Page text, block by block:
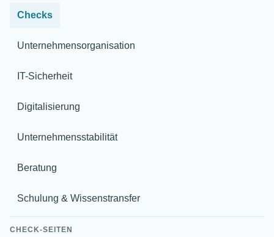
Checks
Unternehmensorganisation
IT-Sicherheit
Digitalisierung
Unternehmensstabilität
Beratung
Schulung & Wissenstransfer
CHECK-SEITEN